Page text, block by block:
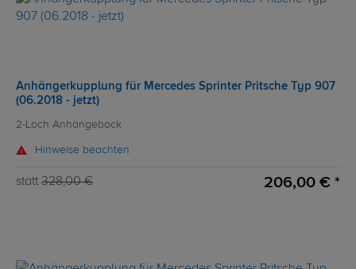
Anhängerkupplung für Mercedes Sprinter Pritsche Typ 907
(06.2018 - jetzt)
2-Loch Anhängebock
Hinweise beachten
statt 328,00 € 206,00 € *